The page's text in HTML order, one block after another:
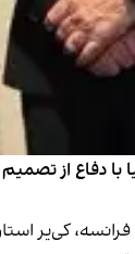
با دفاع از
کی‌یر